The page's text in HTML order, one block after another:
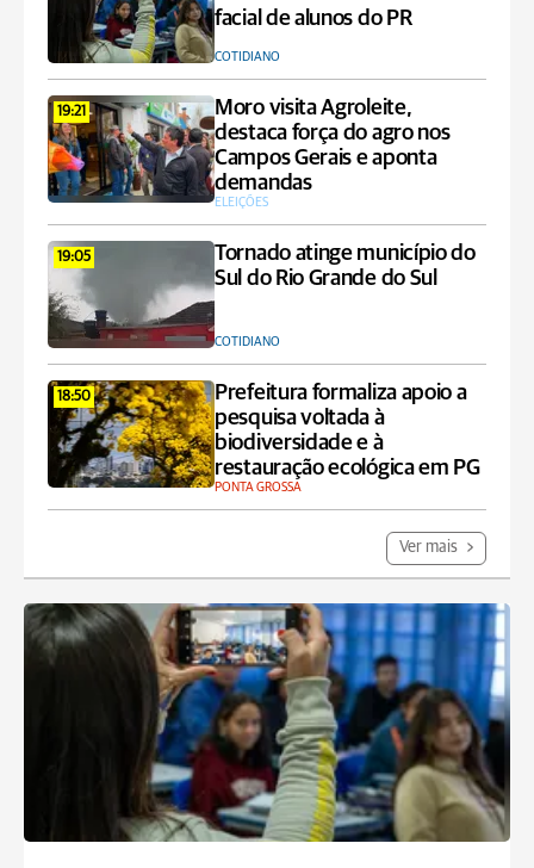
facial de alunos do PR
COTIDIANO
19:21
Moro visita Agroleite,
destaca força do agro nos
Campos Gerais e aponta
demandas
ELEIÇÕES
19:05
Tornado atinge município do
Sul do Rio Grande do Sul
COTIDIANO
18:50
Prefeitura formaliza apoio a
pesquisa voltada à
biodiversidade e à
restauração ecológica em PG
PONTA GROSSA
Ver mais